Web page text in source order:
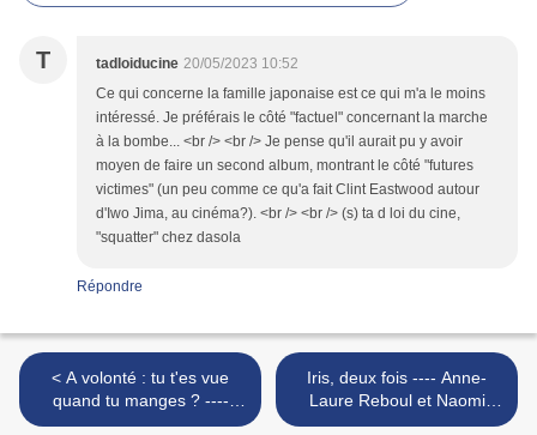
T tadloiducine 20/05/2023 10:52
Ce qui concerne la famille japonaise est ce qui m'a le moins
intéressé. Je préférais le côté "factuel" concernant la marche
à la bombe... <br /> <br /> Je pense qu'il aurait pu y avoir
moyen de faire un second album, montrant le côté "futures
victimes" (un peu comme ce qu'a fait Clint Eastwood autour
d'Iwo Jima, au cinéma?). <br /> <br /> (s) ta d loi du cine,
"squatter" chez dasola
Répondre
< A volonté : tu t'es vue
quand tu manges ? ----
Mademoiselle Caroline et
Iris, deux fois ---- Anne-
Laure Reboul et Naomi
Reboul >